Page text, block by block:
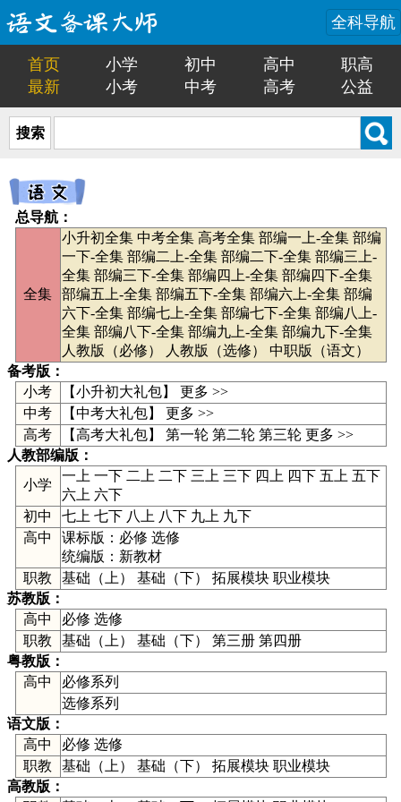
全科导航
首页 小学 初中 高中
职高
最新
小考 中考 高考 公益
搜索
总导航：
全集
小升初全集 中考全集 高考全集 部编一上-全集 部编
一下-全集 部编二上-全集 部编二下-全集 部编三上-
全集 部编三下-全集 部编四上-全集 部编四下-全集
部编五上-全集 部编五下-全集 部编六上-全集 部编
六下-全集 部编七上-全集 部编七下-全集 部编八上-
全集 部编八下-全集 部编九上-全集 部编九下-全集
人教版（必修）
人教版（选修）
中职版（语文）
备考版：
小考
【小升初大礼包】 更多 >>
中考
【中考大礼包】 更多 >>
高考
【高考大礼包】 第一轮 第二轮 第三轮 更多 >>
人教部编版 ：
小学
一上 一下 二上 二下 三上 三下 四上 四下 五上 五下
六上 六下
初中
七上 七下 八上 八下 九上 九下
高中
课标版： 必修 选修
统编版： 新教材
职教
基础（上） 基础（下） 拓展模块 职业模块
苏教版 ：
高中
必修 选修
职教
基础（上） 基础（下） 第三册 第四册
粤教版 ：
高中
必修系列
选修系列
语文版 ：
高中
必修 选修
职教
基础（上） 基础（下） 拓展模块 职业模块
高教版 ：